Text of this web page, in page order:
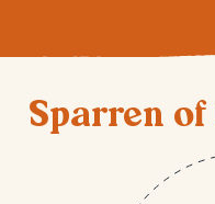
Sparren